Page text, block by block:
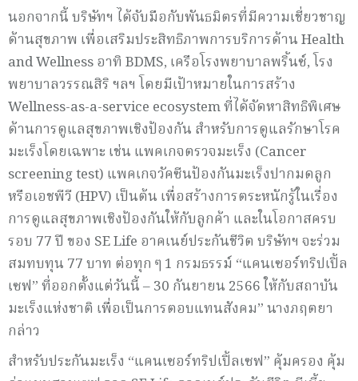
นอกจากนี้ บริษัทฯ ได้จับมือกับพันธมิตรที่มีความเชี่ยวชาญ
ด้านสุขภาพ เพื่อเสริมประสิทธิภาพการบริการด้าน Health
and Wellness อาทิ BDMS, เครือโรงพยาบาลพริ้นซ์, โรง
พยาบาลวรรณสิริ ฯลฯ โดยมีเป้าหมายในการสร้าง
Wellness-as-a-service ecosystem ที่ได้จัดหาสิทธิพิเศษ
ด้านการดูแลสุขภาพเชิงป้องกัน สำหรับการดูแลรักษาโรค
มะเร็งโดยเฉพาะ เช่น แพคเกจตรวจมะเร็ง (Cancer
screening test) แพคเกจวัคซีนป้องกันมะเร็งปากมดลูก
หรือเอชพีวี (HPV) เป็นต้น เพื่อสร้างการตระหนักรู้ในเรื่อง
การดูแลสุขภาพเชิงป้องกันให้กับลูกค้า และในโอกาสครบ
รอบ 77 ปี ของ SE Life อาคเนย์ประกันชีวิต บริษัทฯ จะร่วม
สมทบทุน 77 บาท ต่อทุก ๆ 1 กรมธรรม์ “แคนเซอร์ทริปเปิ้ล
เซฟ” ที่ออกตั้งแต่วันนี้ – 30 กันยายน 2566 ให้กับสถาบัน
มะเร็งแห่งชาติ เพื่อเป็นการตอบแทนสังคม” นางภฤตยา
กล่าว
สำหรับประกันมะเร็ง “แคนเซอร์ทริปเปิ้ลเซฟ” คุ้มครอง คุ้ม